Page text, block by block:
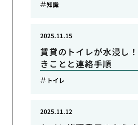
知識
賃貸のトイレが水浸し
きことと連絡手順
2025.11.15
トイレ
2025.11.12